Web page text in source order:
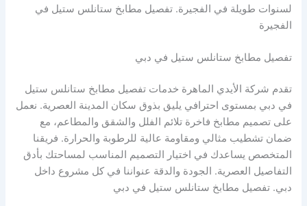
لسنوات طويلة في الفجيرة. تفصيل مطابخ ستانلس ستيل في
الفجيرة
تفصيل مطابخ ستانلس ستيل في دبي
تقدم شركة الأيدي الماهرة خدمات تفصيل مطابخ ستانلس ستيل
في دبي بمستوى احترافي يليق بذوق سكان المدينة العصرية. نعمل
على تصميم مطابخ فاخرة تلائم الفلل والشقق والمطاعم، مع
ضمان تشطيب مثالي ومقاومة عالية للرطوبة والحرارة. فريقنا
المتخصص يساعدك في اختيار التصميم المناسب لمساحتك بأدق
التفاصيل العصرية. الجودة والدقة عنواننا في كل مشروع داخل
دبي. تفصيل مطابخ ستانلس ستيل في دبي